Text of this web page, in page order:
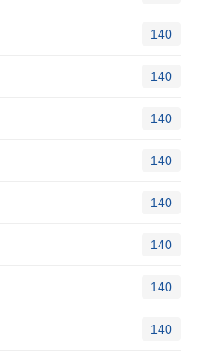
140
140
140
140
140
140
140
140